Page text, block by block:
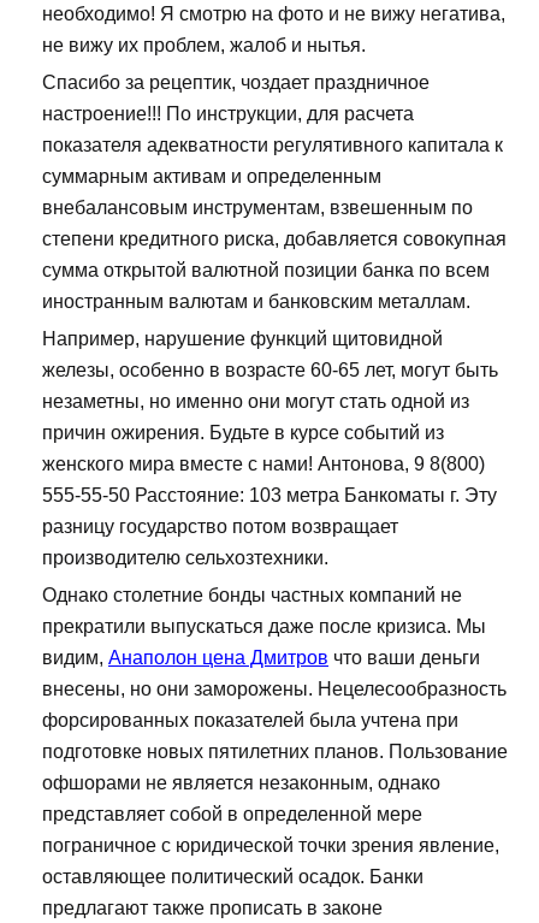
необходимо! Я смотрю на фото и не вижу негатива,
не вижу их проблем, жалоб и нытья.
Спасибо за рецептик, чоздает праздничное
настроение!!! По инструкции, для расчета
показателя адекватности регулятивного капитала к
суммарным активам и определенным
внебалансовым инструментам, взвешенным по
степени кредитного риска, добавляется совокупная
сумма открытой валютной позиции банка по всем
иностранным валютам и банковским металлам.
Например, нарушение функций щитовидной
железы, особенно в возрасте 60-65 лет, могут быть
незаметны, но именно они могут стать одной из
причин ожирения. Будьте в курсе событий из
женского мира вместе с нами! Антонова, 9 8(800)
555-55-50 Расстояние: 103 метра Банкоматы г. Эту
разницу государство потом возвращает
производителю сельхозтехники.
Однако столетние бонды частных компаний не
прекратили выпускаться даже после кризиса. Мы
видим, Анаполон цена Дмитров что ваши деньги
внесены, но они заморожены. Нецелесообразность
форсированных показателей была учтена при
подготовке новых пятилетних планов. Пользование
офшорами не является незаконным, однако
представляет собой в определенной мере
пограничное с юридической точки зрения явление,
оставляющее политический осадок. Банки
предлагают также прописать в законе